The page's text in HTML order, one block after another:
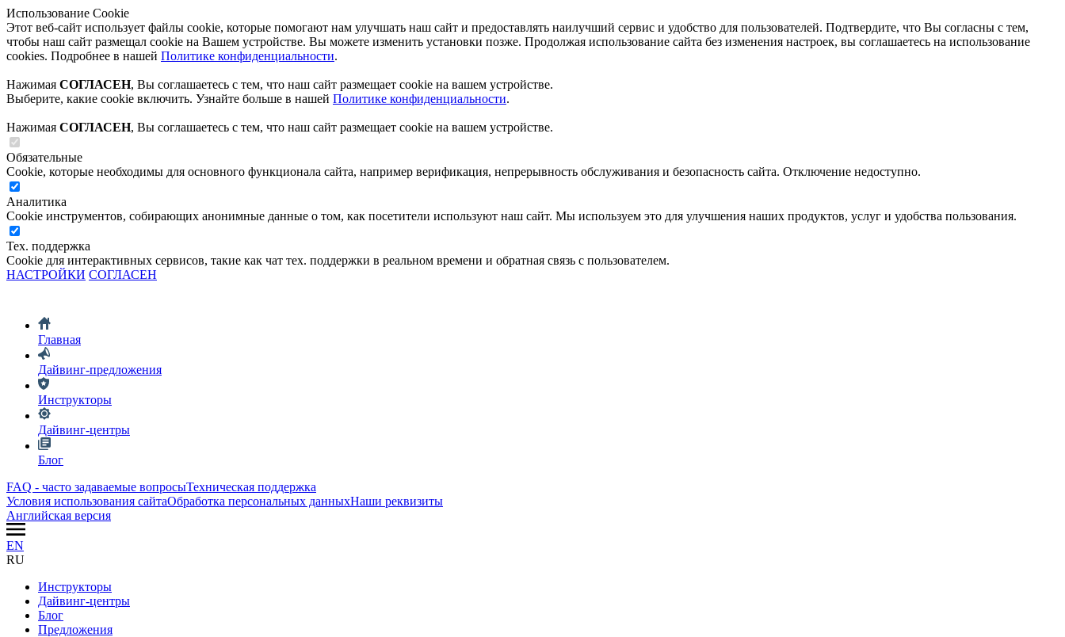
Использование Cookie
Этот веб-сайт использует файлы cookie, которые помогают нам улучшать наш сайт и предоставлять наилучший сервис и удобство для пользователей. Подтвердите, что Вы согласны с тем,
чтобы наш сайт размещал cookie на Вашем устройстве. Вы можете изменить установки позже. Продолжая использование сайта без изменения настроек, вы соглашаетесь на использование
cookies. Подробнее в нашей Политике конфиденциальности.
Нажимая СОГЛАСЕН, Вы соглашаетесь с тем, что наш сайт размещает cookie на вашем устройстве.
Выберите, какие cookie включить. Узнайте больше в нашей Политике конфиденциальности.
Нажимая СОГЛАСЕН, Вы соглашаетесь с тем, что наш сайт размещает cookie на вашем устройстве.
Обязательные
Cookie, которые необходимы для основного функционала сайта, например верификация, непрерывность обслуживания и безопасность сайта. Отключение недоступно.
Аналитика
Cookie инструментов, собирающих анонимные данные о том, как посетители используют наш сайт. Мы используем это для улучшения наших продуктов, услуг и удобства пользования.
Тех. поддержка
Cookie для интерактивных сервисов, такие как чат тех. поддержки в реальном времени и обратная связь с пользователем.
НАСТРОЙКИ СОГЛАСЕН
Главная
Дайвинг-предложения
Инструкторы
Дайвинг-центры
Блог
FAQ - часто задаваемые вопросыТехническая поддержка
Условия использования сайтаОбработка персональных данныхНаши реквизиты
Английская версия
EN
RU
Инструкторы
Дайвинг-центры
Блог
Предложения